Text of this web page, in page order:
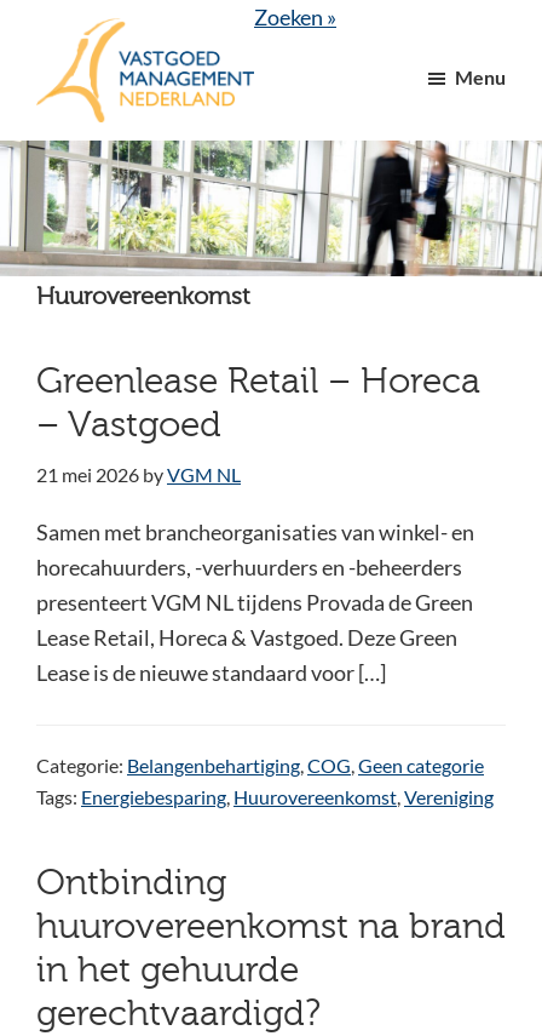
inhoud
VGM
NL
dé
branchevereniging
voor
vastgoed-
en
Zoeken »
Menu
Huurovereenkomst
Greenlease Retail – Horeca
– Vastgoed
21 mei 2026 byVGM NL
Samen met brancheorganisaties van winkel- en
horecahuurders, -verhuurders en -beheerders
presenteert VGM NL tijdens Provada de Green
Lease Retail, Horeca & Vastgoed. Deze Green
Lease is de nieuwe standaard voor […]
Categorie: Belangenbehartiging,COG,Geen categorie
Tags: Energiebesparing, Huurovereenkomst,Vereniging
Ontbinding
huurovereenkomst na brand
in het gehuurde
gerechtvaardigd?